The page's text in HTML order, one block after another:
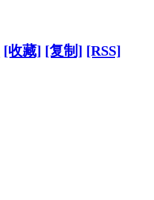
[收藏] [复制] [RSS]